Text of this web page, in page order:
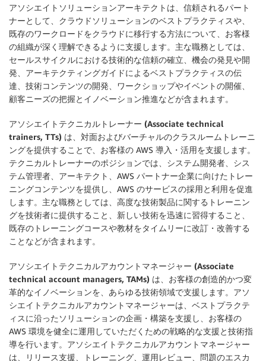
アソシエイトソリューションアーキテクトは、信頼されるパート
ナーとして、クラウドソリューションのベストプラクティスや、
既存のワークロードをクラウドに移行する方法について、お客様
の組織が深く理解できるように支援します。主な職務としては、
セールスサイクルにおける技術的な信頼の確立、機会の発見や開
発、アーキテクティングガイドによるベストプラクティスの伝
達、技術コンテンツの開発、ワークショップやイベントの開催、
顧客ニーズの把握とイノベーション推進などが含まれます。
アソシエイトテクニカルトレーナー (Associate technical
trainers, TTs) は、対面およびバーチャルのクラスルームトレーニ
ングを提供することで、お客様の AWS 導入・活用を支援します。
テクニカルトレーナーのポジションでは、システム開発者、シス
テム管理者、アーキテクト、AWS パートナー企業に向けたトレー
ニングコンテンツを提供し、AWS のサービスの採用と利用を促進
します。主な職務としては、高度な技術製品に関するトレーニン
グを技術者に提供すること、新しい技術を迅速に習得すること、
既存のトレーニングコースや教材をタイムリーに改訂・改善する
ことなどが含まれます。
アソシエイトテクニカルアカウントマネージャー (Associate
technical account managers, TAMs) は、お客様の創造的かつ変
革的なイノベーションを、あらゆる技術領域で支援します。アソ
シエイトテクニカルアカウントマネージャーは、ベストプラクテ
ィスに沿ったソリューションの企画・構築を支援し、お客様の
AWS 環境を健全に運用していただくための戦略的な支援と技術指
導を行います。アソシエイトテクニカルアカウントマネージャー
は、リリース支援、トレーニング、運用レビュー、問題のエスカ